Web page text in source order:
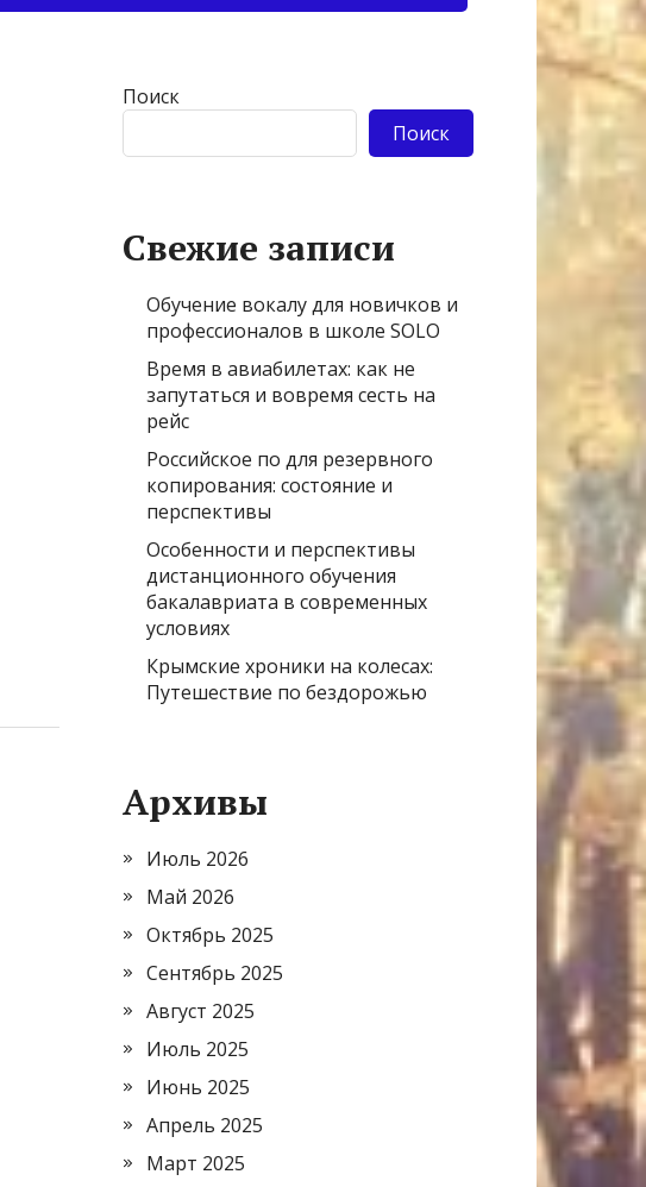
Поиск
Поиск
Свежие записи
Обучение вокалу для новичков и
профессионалов в школе SOLO
Время в авиабилетах: как не
запутаться и вовремя сесть на
рейс
Российское по для резервного
копирования: состояние и
перспективы
Особенности и перспективы
дистанционного обучения
бакалавриата в современных
условиях
Крымские хроники на колесах:
Путешествие по бездорожью
Архивы
Июль 2026
Май 2026
Октябрь 2025
Сентябрь 2025
Август 2025
Июль 2025
Июнь 2025
Апрель 2025
Март 2025